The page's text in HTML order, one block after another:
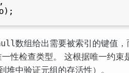
数组给出需要被索引的键值，
性检查类型。 这根据唯一约束
中验证元组的存活性）。